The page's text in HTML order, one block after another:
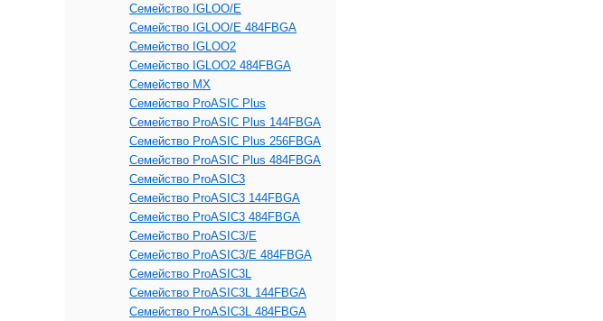
Семейство IGLOO/e
Семейство IGLOO/e 484FBGA
Семейство IGLOO2
Семейство IGLOO2 484FBGA
Семейство MX
Семейство ProASIC Plus
Семейство ProASIC Plus 144FBGA
Семейство ProASIC Plus 256FBGA
Семейство ProASIC Plus 484FBGA
Семейство ProASIC3
Семейство ProASIC3 144FBGA
Семейство ProASIC3 484FBGA
Семейство ProASIC3/E
Семейство ProASIC3/E 484FBGA
Семейство ProASIC3L
Семейство ProASIC3L 144FBGA
Семейство ProASIC3L 484FBGA